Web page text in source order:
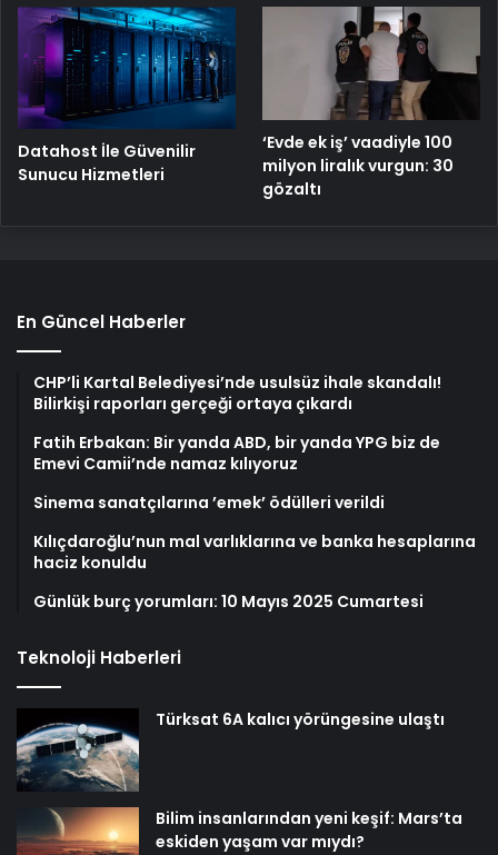
Datahost İle Güvenilir
Sunucu Hizmetleri
‘Evde ek iş’ vaadiyle 100
milyon liralık vurgun: 30
gözaltı
En Güncel Haberler
CHP’li Kartal Belediyesi’nde usulsüz ihale skandalı!
Bilirkişi raporları gerçeği ortaya çıkardı
Fatih Erbakan: Bir yanda ABD, bir yanda YPG biz de
Emevi Camii’nde namaz kılıyoruz
Sinema sanatçılarına ’emek’ ödülleri verildi
Kılıçdaroğlu’nun mal varlıklarına ve banka hesaplarına
haciz konuldu
Günlük burç yorumları: 10 Mayıs 2025 Cumartesi
Teknoloji Haberleri
Türksat 6A kalıcı yörüngesine ulaştı
Bilim insanlarından yeni keşif: Mars’ta
eskiden yaşam var mıydı?